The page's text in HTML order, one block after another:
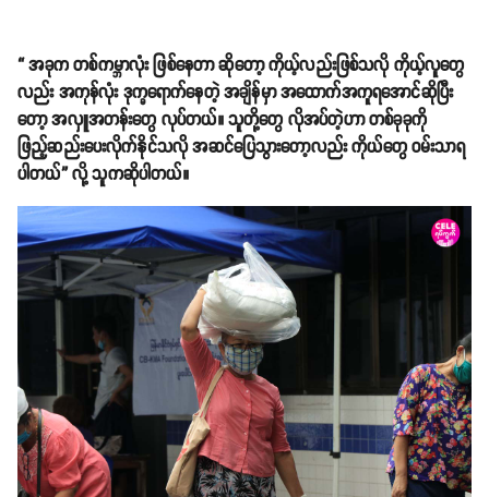
“ အခုက တစ်ကမ္ဘာလုံး ဖြစ်နေတာ ဆိုတော့ ကိုယ့်လည်းဖြစ်သလို ကိုယ့်လူတွေ
လည်း အကုန်လုံး ဒုက္ခရောက်နေတဲ့ အချိန်မှာ အထောက်အကူရအောင်ဆိုပြီး
တော့ အလှူအတန်းတွေ လုပ်တယ်။ သူတို့တွေ လိုအပ်တဲ့ဟာ တစ်ခုခုကို
ဖြည့်ဆည်းပေးလိုက်နိုင်သလို အဆင်ပြေသွားတော့လည်း ကိုယ်တွေ ဝမ်းသာရ
ပါတယ်” လို့ သူကဆိုပါတယ်။